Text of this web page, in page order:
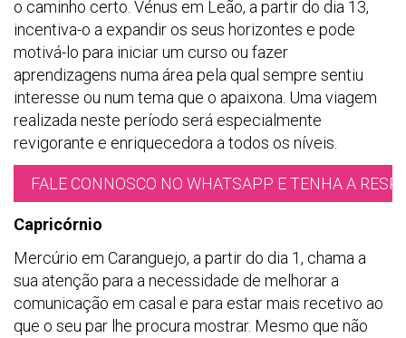
o caminho certo. Vénus em Leão, a partir do dia 13,
incentiva-o a expandir os seus horizontes e pode
motivá-lo para iniciar um curso ou fazer
aprendizagens numa área pela qual sempre sentiu
interesse ou num tema que o apaixona. Uma viagem
realizada neste período será especialmente
revigorante e enriquecedora a todos os níveis.
FALE CONNOSCO NO WHATSAPP E TENHA A
Capricórnio
Mercúrio em Caranguejo, a partir do dia 1, chama a
sua atenção para a necessidade de melhorar a
comunicação em casal e para estar mais recetivo ao
que o seu par lhe procura mostrar. Mesmo que não